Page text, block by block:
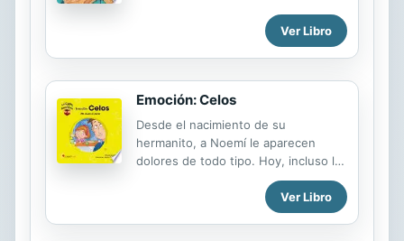
Ver Libro
Emoción: Celos
Desde el nacimiento de su
hermanito, a Noemí le aparecen
dolores de todo tipo. Hoy, incluso le
duele ¡la peca! ¿Cómo se las
ingeniará papá para curarle a su
pequeña el «dolor de peca»?
Ver Libro